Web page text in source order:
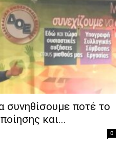
συνηθίσουμε ποτέ το
και...
0